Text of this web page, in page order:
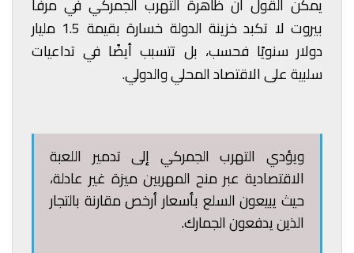
بيروت لا تكبد خزينة الدولة خسارة بقيمة 1.5 مليار
دولار سنويًا فحسب، بل تتسبب أيضًا في تداعيات
سلبية على الاقتصاد المحلي والدولي.
ويؤدي التهرب الجمركي إلى تدمير اللعبة
الاقتصادية عبر منح المهربين ميزة غير عادلة،
حيث يبيعون السلع بأسعار أرخص مقارنة بالتجار
الذين يدفعون الجمارك.